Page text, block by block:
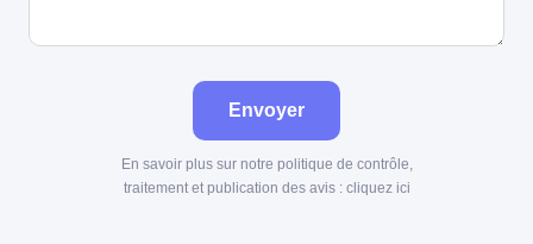
Envoyer
En savoir plus sur notre politique de contrôle,
traitement et publication des avis : cliquez ici